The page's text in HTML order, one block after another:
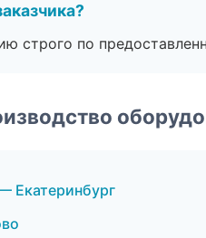
строго по
Екатеринбург